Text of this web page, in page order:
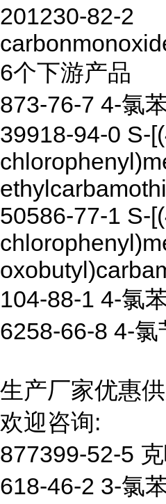
201230-82-2
6个下游产品
873-76-7 4-氯
39918-94-0 S-
50586-77-1 S-
104-88-1 4-氯
6258-66-8 4-氯
生产厂家优惠
欢迎咨询:
877399-52-5
618-46-2 3-氯